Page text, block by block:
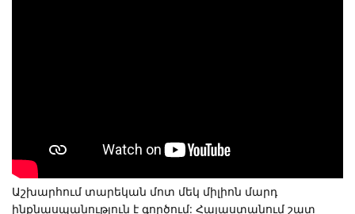
Աշխարհում տարեկան մոտ մեկ միլիոն մարդ
ինքնասպանություն է գործում: Հայաստանում շատ